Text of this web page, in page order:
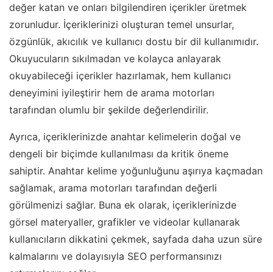
değer katan ve onları bilgilendiren içerikler üretmek
zorunludur. İçeriklerinizi oluşturan temel unsurlar,
özgünlük, akıcılık ve kullanıcı dostu bir dil kullanımıdır.
Okuyucuların sıkılmadan ve kolayca anlayarak
okuyabileceği içerikler hazırlamak, hem kullanıcı
deneyimini iyileştirir hem de arama motorları
tarafından olumlu bir şekilde değerlendirilir.
Ayrıca, içeriklerinizde anahtar kelimelerin doğal ve
dengeli bir biçimde kullanılması da kritik öneme
sahiptir. Anahtar kelime yoğunluğunu aşırıya kaçmadan
sağlamak, arama motorları tarafından değerli
görülmenizi sağlar. Buna ek olarak, içeriklerinizde
görsel materyaller, grafikler ve videolar kullanarak
kullanıcıların dikkatini çekmek, sayfada daha uzun süre
kalmalarını ve dolayısıyla SEO performansınızı